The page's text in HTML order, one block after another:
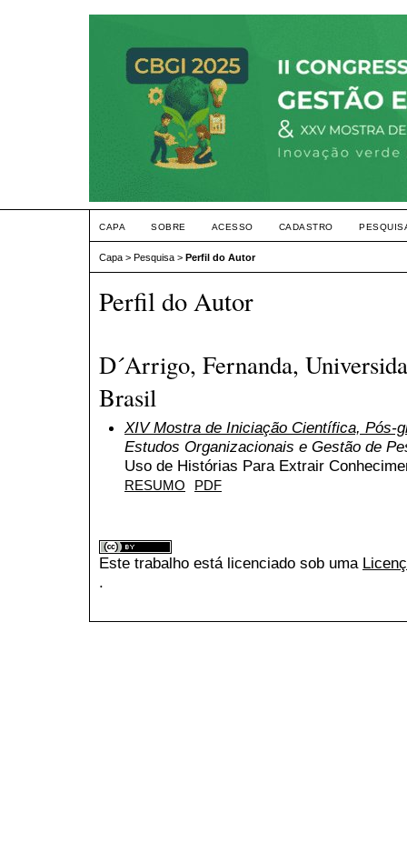
CAPA SOBRE ACESSO CADASTRO
Capa > Pesquisa > Perfil do Autor
Perfil do Autor
D´Arrigo, Fernanda,
Brasil
XIV Mostra de Iniciação Científica, Pós-
Estudos Organizacionais e Gestão de
Uso de Histórias Para Extrair
RESUMO PDF
Este trabalho está licenciado sob uma
.